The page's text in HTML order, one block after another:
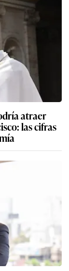
atraer
las cifras